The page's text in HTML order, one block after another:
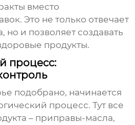
вместо
Это не только отвечает
но и позволяет создавать
продукты.
процесс:
подобрано, начинается
процесс. Тут все
– приправы-масла,